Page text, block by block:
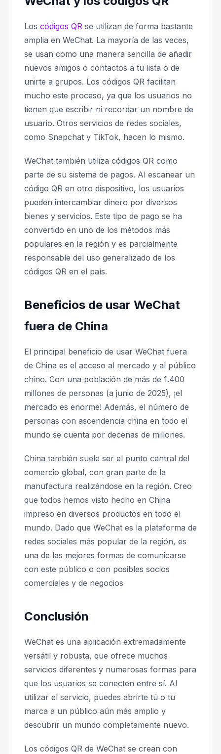
Los códigos QR se utilizan de forma bastante
amplia en WeChat. La mayoría de las veces,
se usan como una manera sencilla de añadir
nuevos amigos o contactos a tu lista o de
unirte a grupos. Los códigos QR facilitan
mucho este proceso, ya que los usuarios no
tienen que escribir ni recordar un nombre de
usuario. Otros servicios de redes sociales,
como Snapchat y TikTok, hacen lo mismo.
WeChat también utiliza códigos QR como
parte de su sistema de pagos. Al escanear un
código QR en otro dispositivo, los usuarios
pueden intercambiar dinero por diversos
bienes y servicios. Este tipo de pago se ha
convertido en uno de los métodos más
populares en la región y es parcialmente
responsable del uso generalizado de los
códigos QR en el país.
Beneficios de usar WeChat
fuera de China
El principal beneficio de usar WeChat fuera
de China es el acceso al mercado y al público
chino. Con una población de más de 1.400
millones de personas (a junio de 2025), ¡el
mercado es enorme! Además, el número de
personas con ascendencia china en todo el
mundo se cuenta por decenas de millones.
China también suele ser el punto central del
comercio global, con gran parte de la
manufactura realizándose en la región. Creo
que todos hemos visto hecho en China
impreso en diversos productos en todo el
mundo. Dado que WeChat es la plataforma de
redes sociales más popular de la región, es
una de las mejores formas de comunicarse
con este público o con posibles socios
comerciales y de negocios
Conclusión
WeChat es una aplicación extremadamente
versátil y robusta, que ofrece muchos
servicios diferentes y numerosas formas para
que los usuarios se conecten entre sí. Al
utilizar el servicio, puedes abrirte tú o tu
marca a un público aún más amplio y
descubrir un mundo completamente nuevo.
Los códigos QR de WeChat se crean con